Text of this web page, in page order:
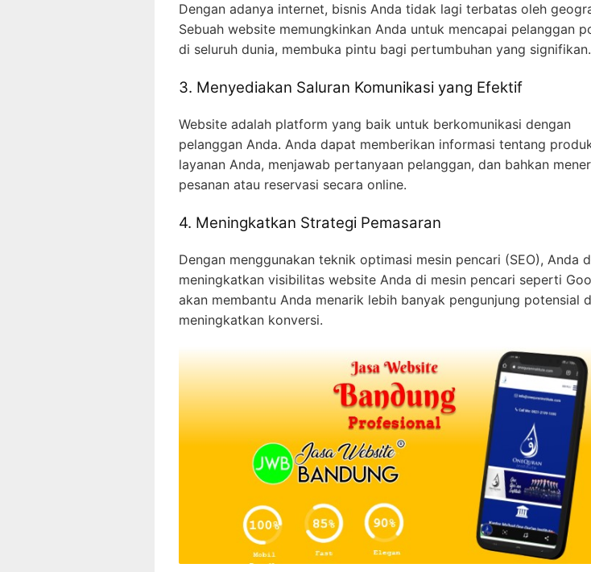
Dengan adanya internet, bisnis Anda tidak lagi terbatas oleh
Sebuah website memungkinkan Anda untuk mencapai pelanggan
di seluruh dunia, membuka pintu bagi pertumbuhan yang signifikan.
3. Menyediakan Saluran Komunikasi yang Efektif
Website adalah platform yang baik untuk berkomunikasi dengan
pelanggan Anda. Anda dapat memberikan informasi tentang
layanan Anda, menjawab pertanyaan pelanggan, dan bahkan
pesanan atau reservasi secara online.
4. Meningkatkan Strategi Pemasaran
Dengan menggunakan teknik optimasi mesin pencari (SEO), Anda
meningkatkan visibilitas website Anda di mesin pencari seperti
akan membantu Anda menarik lebih banyak pengunjung potensial
meningkatkan konversi.